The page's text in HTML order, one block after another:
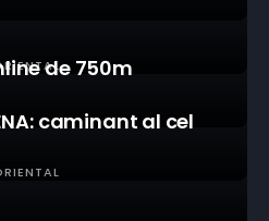
de 750m
caminant al cel